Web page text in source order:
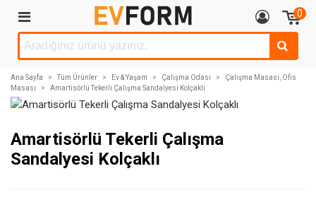
0
Ana Sayfa > Tüm Ürünler > Ev & Yaşam > Çalışma Odası >
Çalışma Masası, Ofis
Masası
> Amartisörlü Tekerli Çalışma Sandalyesi Kolçaklı
Amartisörlü Tekerli Çalışma
Sandalyesi Kolçaklı